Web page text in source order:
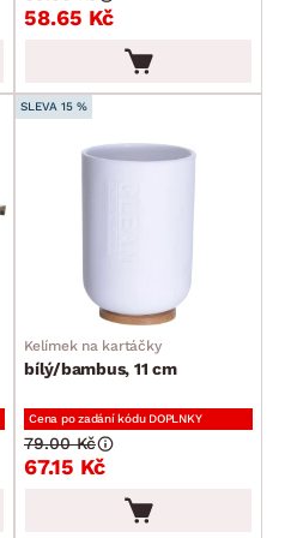
58.65 Kč
SLEVA 15 %
Kelímek na kartáčky
bílý/bambus, 11 cm
Cena po zadání kódu DOPLNKY
67.15 Kč
79.00 Kč